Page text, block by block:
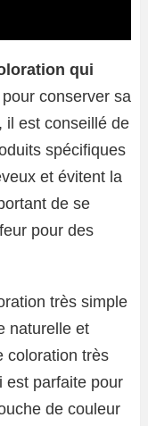
qui
pour conserver sa
il est conseillé de
spécifiques
et évitent la
de se
pour des
très simple
naturelle et
coloration très
est parfaite pour
de couleur